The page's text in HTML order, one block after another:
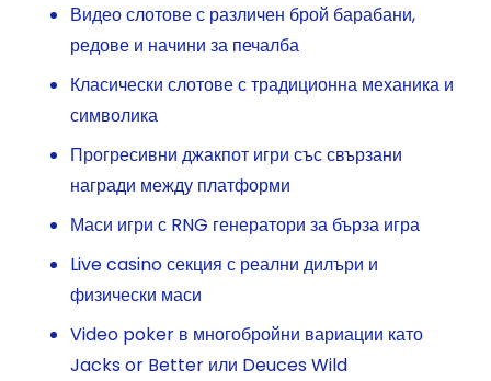
Видео слотове с различен брой барабани,
редове и начини за печалба
Класически слотове с традиционна механика и
символика
Прогресивни джакпот игри със свързани
награди между платформи
Маси игри с RNG генератори за бърза игра
Live casino секция с реални дилъри и
физически маси
Video poker в многобройни вариации като
Jacks or Better или Deuces Wild